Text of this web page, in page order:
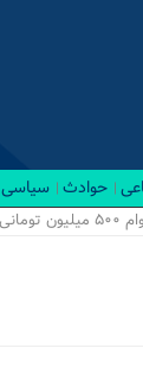
حوادث سیاسی
اجرای طرح ها...